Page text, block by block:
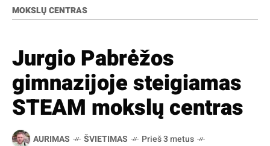
MOKSLŲ CENTRAS
Jurgio Pabrėžos
gimnazijoje steigiamas
STEAM mokslų centras
AURIMAS ŠVIETIMAS
Prieš 3 metus